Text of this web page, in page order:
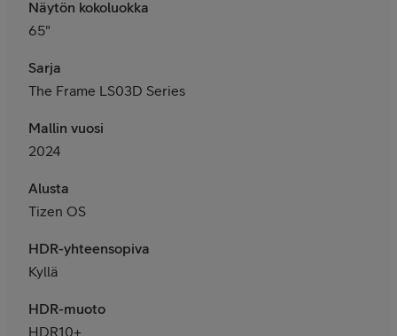
Näytön kokoluokka
65"
Sarja
The Frame LS03D Series
Mallin vuosi
2024
Alusta
Tizen OS
HDR-yhteensopiva
Kyllä
HDR-muoto
HDR10+